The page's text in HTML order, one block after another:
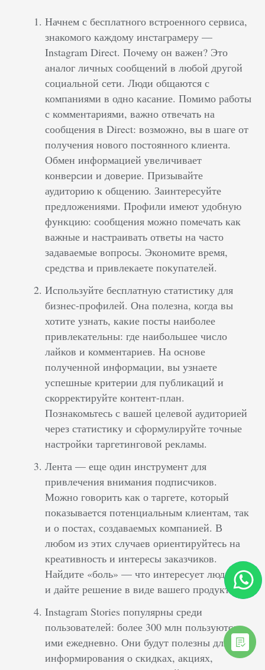
Начнем с бесплатного встроенного сервиса,
знакомого каждому инстаграмеру —
Instagram Direct. Почему он важен? Это
аналог личных сообщений в любой другой
социальной сети. Люди общаются с
компаниями в одно касание. Помимо работы
с комментариями, важно отвечать на
сообщения в Direct: возможно, вы в шаге от
получения нового постоянного клиента.
Обмен информацией увеличивает
конверсии и доверие. Призывайте
аудиторию к общению. Заинтересуйте
предложениями. Профили имеют удобную
функцию: сообщения можно помечать как
важные и настраивать ответы на часто
задаваемые вопросы. Экономите время,
средства и привлекаете покупателей.
Используйте бесплатную статистику для
бизнес-профилей. Она полезна, когда вы
хотите узнать, какие посты наиболее
привлекательны: где наибольшее число
лайков и комментариев. На основе
полученной информации, вы узнаете
успешные критерии для публикаций и
скорректируйте контент-план.
Познакомьтесь с вашей целевой аудиторией
через статистику и сформулируйте точные
настройки таргетинговой рекламы.
Лента — еще один инструмент для
привлечения внимания подписчиков.
Можно говорить как о таргете, который
показывается потенциальным клиентам, так
и о постах, создаваемых компанией. В
любом из этих случаев ориентируйтесь на
креативность и интересы заказчиков.
Найдите «боль» — что интересует людей —
и дайте решение в виде вашего продукта.
Instagram Stories популярны среди
пользователей: более 300 млн пользуются
ими ежедневно. Они будут полезны для
информирования о скидках, акциях,